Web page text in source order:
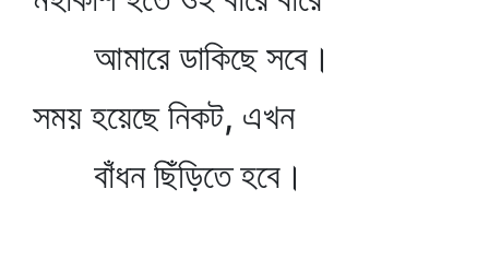
আমারে ডাকিছে সবে।
সময় হয়েছে নিকট, এখন
বাঁধন ছিঁড়িতে হবে।